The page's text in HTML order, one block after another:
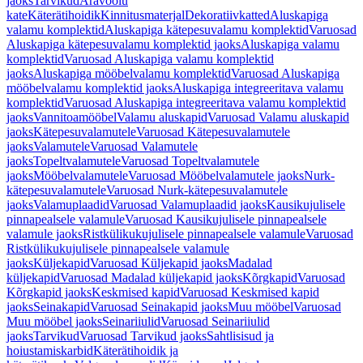
kateKäterätihoidikKinnitusmaterjalDekoratiivkattedAluskapiga
valamu komplektidAluskapiga kätepesuvalamu komplektidVaruosad
Aluskapiga kätepesuvalamu komplektid jaoksAluskapiga valamu
komplektidVaruosad Aluskapiga valamu komplektid
jaoksAluskapiga mööbelvalamu komplektidVaruosad Aluskapiga
mööbelvalamu komplektid jaoksAluskapiga integreeritava valamu
komplektidVaruosad Aluskapiga integreeritava valamu komplektid
jaoksVannitoamööbelValamu aluskapidVaruosad Valamu aluskapid
jaoksKätepesuvalamuteleVaruosad Kätepesuvalamutele
jaoksValamuteleVaruosad Valamutele
jaoksTopeltvalamuteleVaruosad Topeltvalamutele
jaoksMööbelvalamuteleVaruosad Mööbelvalamutele jaoksNurk-
kätepesuvalamuteleVaruosad Nurk-kätepesuvalamutele
jaoksValamuplaadidVaruosad Valamuplaadid jaoksKausikujulisele
pinnapealsele valamuleVaruosad Kausikujulisele pinnapealsele
valamule jaoksRistkülikukujulisele pinnapealsele valamuleVaruosad
Ristkülikukujulisele pinnapealsele valamule
jaoksKüljekapidVaruosad Küljekapid jaoksMadalad
küljekapidVaruosad Madalad küljekapid jaoksKõrgkapidVaruosad
Kõrgkapid jaoksKeskmised kapidVaruosad Keskmised kapid
jaoksSeinakapidVaruosad Seinakapid jaoksMuu mööbelVaruosad
Muu mööbel jaoksSeinariiulidVaruosad Seinariiulid
jaoksTarvikudVaruosad Tarvikud jaoksSahtlisisud ja
hoiustamiskarbidKäterätihoidik ja